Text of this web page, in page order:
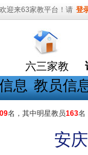
迎来63家教平台！请 登
六三家教
息 教员信
名，其中明星教员163名
安